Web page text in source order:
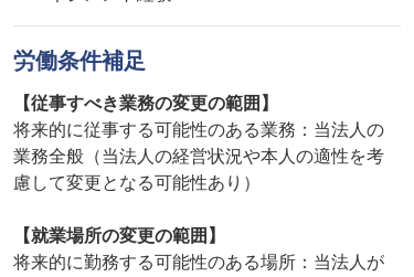
労働条件補足
【従事すべき業務の変更の範囲】
将来的に従事する可能性のある業務：当法人の
業務全般（当法人の経営状況や本人の適性を考
慮して変更となる可能性あり）
【就業場所の変更の範囲】
将来的に勤務する可能性のある場所：当法人が